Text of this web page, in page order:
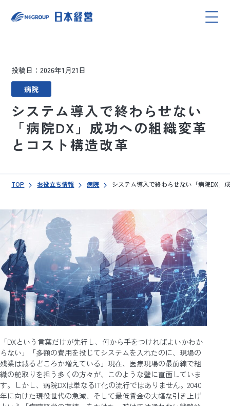
投稿日：2026年1月21日
病院
システム導入で終わらせない
「病院DX」成功への組織変革
とコスト構造改革
TOP お役立ち情報 病院 システム導入で終わらせない「病院DX」
「DXという言葉だけが先行し、何から手をつければよいかわか
らない」「多額の費用を投じてシステムを入れたのに、現場の
残業は減るどころか増えている」現在、医療現場の最前線で組
織の舵取りを担う多くの方々が、このような壁に直面していま
す。しかし、病院DXは単なるIT化の流行ではありません。2040
年に向けた現役世代の急減、そして最低賃金の大幅な引き上げ